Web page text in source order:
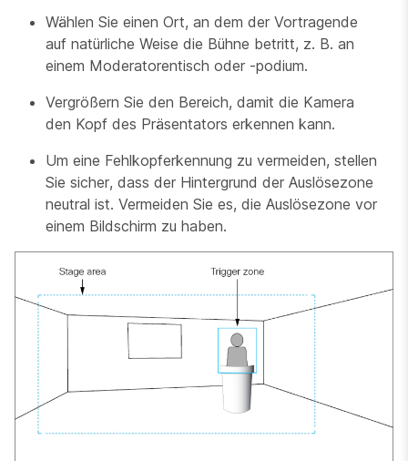
Wählen Sie einen Ort, an dem der Vortragende
auf natürliche Weise die Bühne betritt, z. B. an
einem Moderatorentisch oder -podium.
Vergrößern Sie den Bereich, damit die Kamera
den Kopf des Präsentators erkennen kann.
Um eine Fehlkopferkennung zu vermeiden, stellen
Sie sicher, dass der Hintergrund der Auslösezone
neutral ist. Vermeiden Sie es, die Auslösezone vor
einem Bildschirm zu haben.